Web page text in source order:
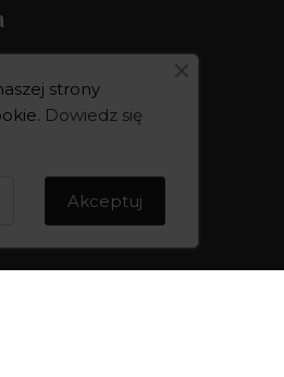
6
- 14:00
strony
Dowiedz się
Akceptuj